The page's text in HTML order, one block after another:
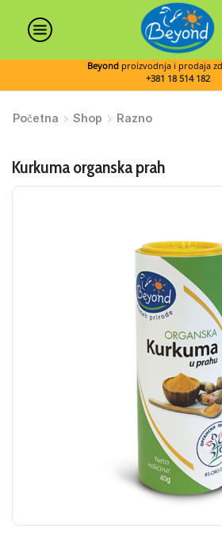
Beyond proizvodnja i prodaja
+381 18 514 182
Početna Shop Razno
Kurkuma organska prah